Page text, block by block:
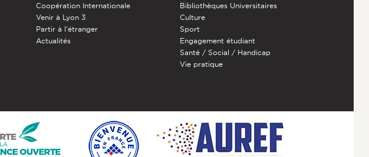
Coopération Internationale
Venir à Lyon 3
Partir à l'étranger
Actualités
Bibliothèques Universitaires
Culture
Sport
Engagement étudiant
Santé / Social / Handicap
Vie pratique